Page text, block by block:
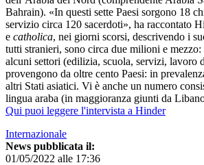
Bahrain). «In questi sette Paesi sorgono 18
servizio circa 120 sacerdoti», ha raccontato
e catholica, nei giorni scorsi, descrivendo i
tutti stranieri, sono circa due milioni e
alcuni settori (edilizia, scuola, servizi, lavoro
provengono da oltre cento Paesi: in
altri Stati asiatici. Vi è anche un numero
lingua araba (in maggioranza giunti da
Qui puoi leggere l'intervista a Hinder
Internazionale
News pubblicata il:
01/05/2022 alle 17:36